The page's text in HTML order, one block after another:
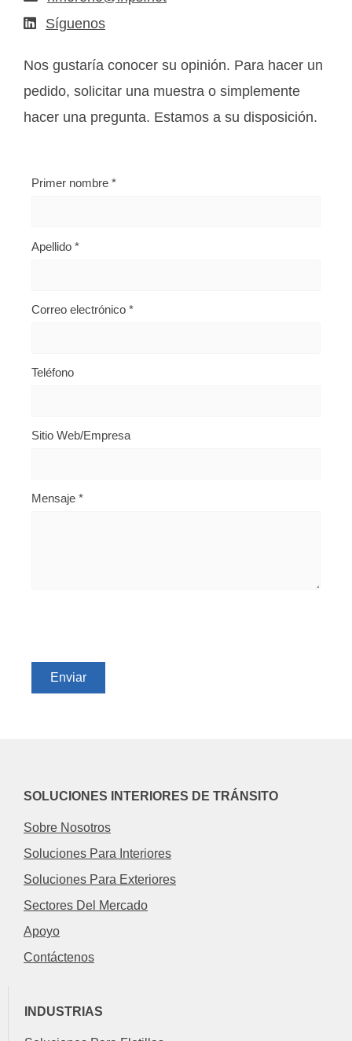
Síguenos
Nos gustaría conocer su opinión. Para hacer un
pedido, solicitar una muestra o simplemente
hacer una pregunta. Estamos a su disposición.
Primer nombre *
Apellido *
Correo electrónico *
Teléfono
Sitio Web/Empresa
Mensaje *
SOLUCIONES INTERIORES DE TRÁNSITO
Sobre Nosotros
Soluciones Para Interiores
Soluciones Para Exteriores
Sectores Del Mercado
Apoyo
Contáctenos
INDUSTRIAS